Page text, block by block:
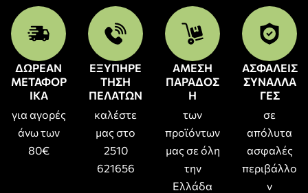
ΔΩΡΕΑΝ
ΜΕΤΑΦΟΡ
ΙΚΑ
για αγορές
άνω των
80€
ΕΞΥΠΗΡΕ
ΤΗΣΗ
ΠΕΛΑΤΩΝ
καλέστε
μας στο
2510
621656
ΑΜΕΣΗ
ΠΑΡΑΔΟΣ
Η
των
προϊόντων
μας σε όλη
την
Ελλάδα
ΑΣΦΑΛΕΙΣ
ΣΥΝΑΛΛΑ
ΓΕΣ
σε
απόλυτα
ασφαλές
περιβάλλο
ν